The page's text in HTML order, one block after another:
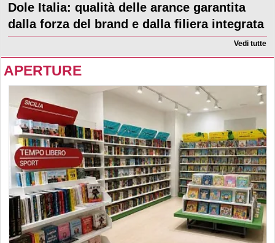
Dole Italia: qualità delle arance garantita
dalla forza del brand e dalla filiera integrata
Vedi tutte
APERTURE